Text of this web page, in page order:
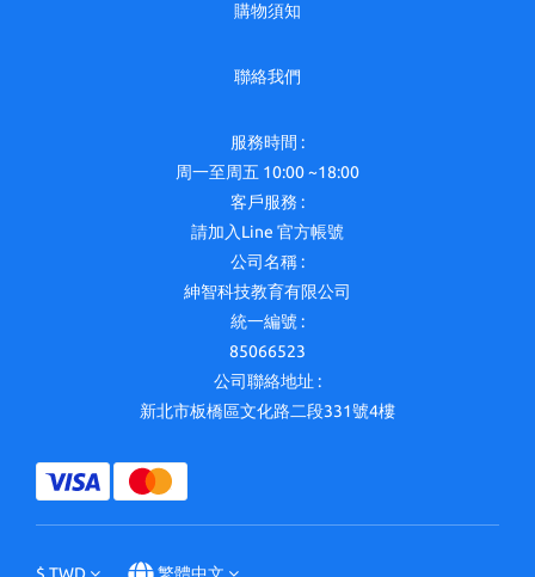
購物須知
聯絡我們
服務時間 :
周一至周五 10:00 ~18:00
客戶服務 :
請加入Line 官方帳號
公司名稱 :
紳智科技教育有限公司
統一編號 :
85066523
公司聯絡地址 :
新北市板橋區文化路二段331號4樓